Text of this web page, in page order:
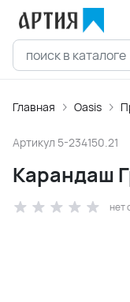
Главная Oasis
Артикул 5-234150.21
Карандаш
нет